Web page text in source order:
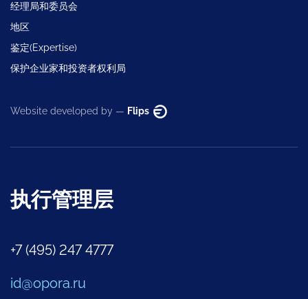
经理局和委员会
地区
鉴定(Expertise)
保护企业家和投资者权利局
Website developed by — Flips
执行管理层
+7 (495) 247 4777
id@opora.ru